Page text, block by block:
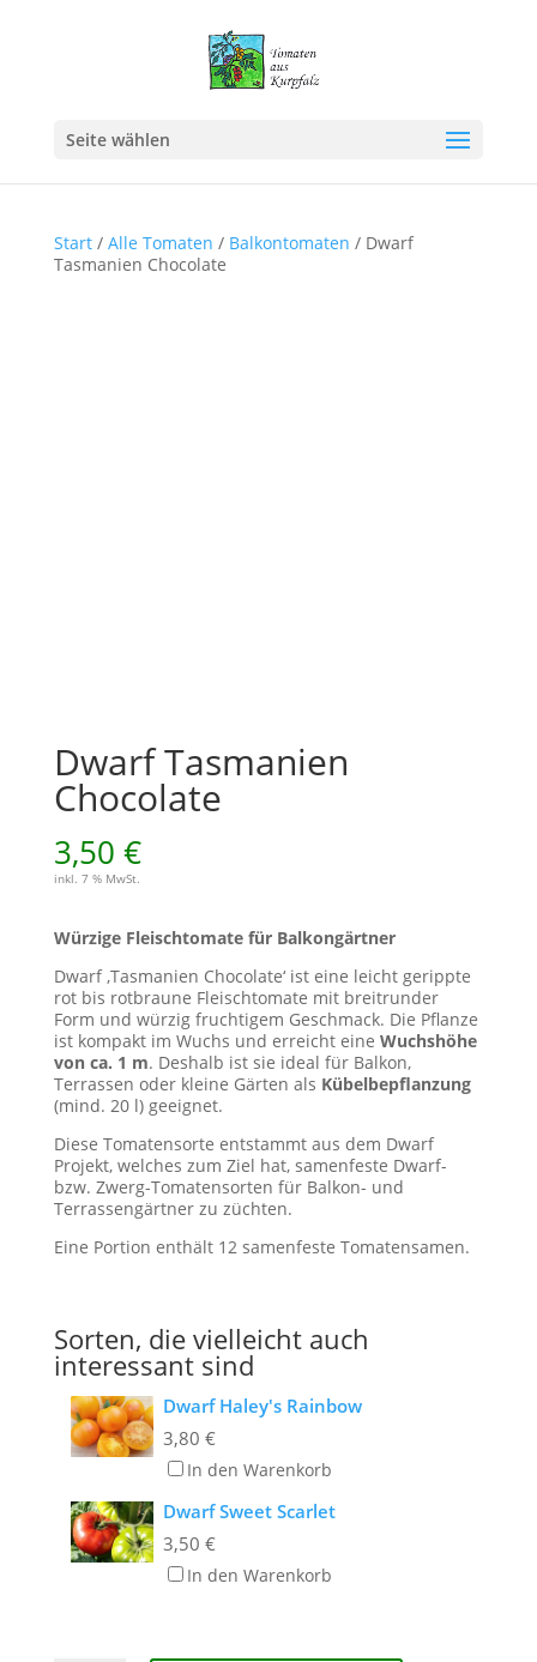
Seite wählen
Start/ Alle Tomaten / Balkontomaten / Dwarf
Tasmanien Chocolate
Dwarf Tasmanien
Chocolate
3,50 €
inkl. 7 % MwSt.
Würzige Fleischtomate für Balkongärtner
Dwarf ‚Tasmanien Chocolate‘ ist eine leicht gerippte
rot bis rotbraune Fleischtomate mit breitrunder
Form und würzig fruchtigem Geschmack. Die Pflanze
ist kompakt im Wuchs und erreicht eine Wuchshöhe
von ca. 1 m. Deshalb ist sie ideal für Balkon,
Terrassen oder kleine Gärten als Kübelbepflanzung
(mind. 20 l) geeignet.
Diese Tomatensorte entstammt aus dem Dwarf
Projekt, welches zum Ziel hat, samenfeste Dwarf-
bzw. Zwerg-Tomatensorten für Balkon- und
Terrassengärtner zu züchten.
Eine Portion enthält 12 samenfeste Tomatensamen.
Sorten, die vielleicht auch
interessant sind
Dwarf Haley's Rainbow
3,80 €
In den Warenkorb
Dwarf Sweet Scarlet
3,50 €
In den Warenkorb